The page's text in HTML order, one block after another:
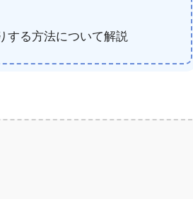
する方法について解説